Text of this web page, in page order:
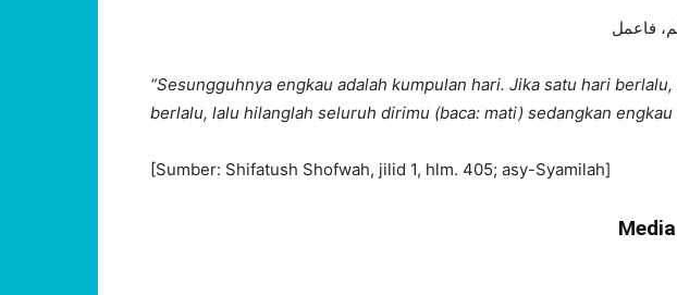
فاعمل
“Sesungguhnya engkau adalah kumpulan hari. Jika satu hari
berlalu, lalu hilanglah seluruh dirimu (baca: mati) sedangkan
[Sumber: Shifatush Shofwah, jilid 1, hlm. 405; asy-Syamilah]